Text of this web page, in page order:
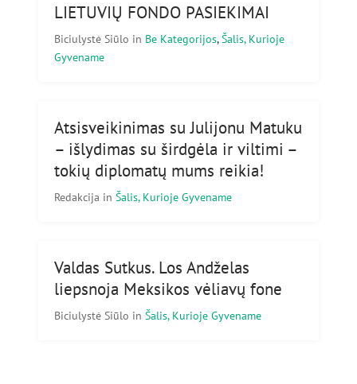
LIETUVIŲ FONDO PASIEKIMAI
Biciulystė Siūlo in Be Kategorijos,Šalis, Kurioje
Gyvename
Atsisveikinimas su Julijonu Matuku
– išlydimas su širdgėla ir viltimi –
tokių diplomatų mums reikia!
Redakcija in Šalis, Kurioje Gyvename
Valdas Sutkus. Los Andželas
liepsnoja Meksikos vėliavų fone
Biciulystė Siūlo in Šalis, Kurioje Gyvename